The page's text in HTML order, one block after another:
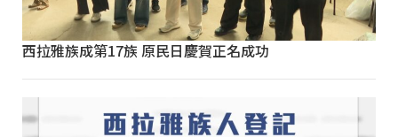
西拉雅族成第17族 原民日慶賀正名成功